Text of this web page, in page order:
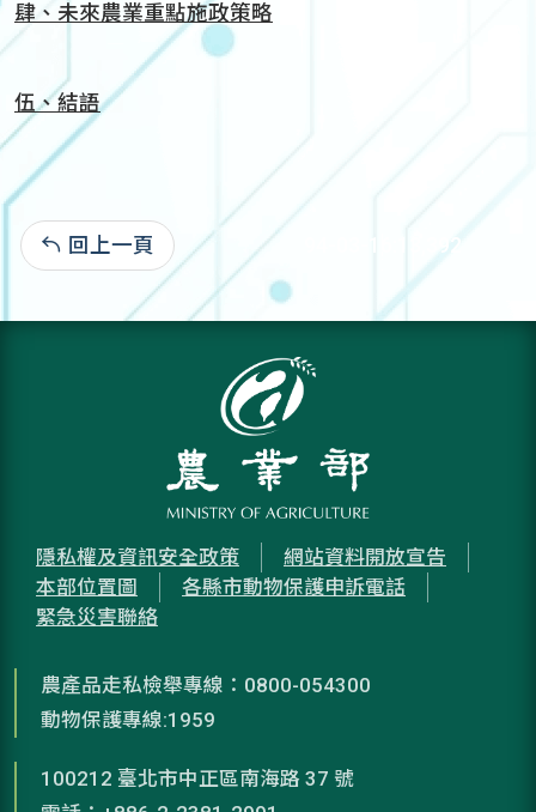
肆、未來農業重點施政策略
伍、結語
回上一頁 94-03-16:13,392
隱私權及資訊安全政策
網站資料開放宣告
本部位置圖
各縣市動物保護申訴電話
緊急災害聯絡
農產品走私檢舉專線：0800-054300
動物保護專線:1959
100212 臺北市中正區南海路 37 號